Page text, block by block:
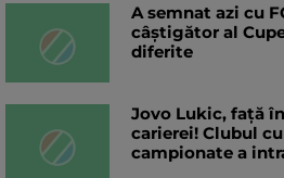
A semnat azi cu
câștigător al
diferite
Jovo Lukic, față
carierei! Clubul
campionate a